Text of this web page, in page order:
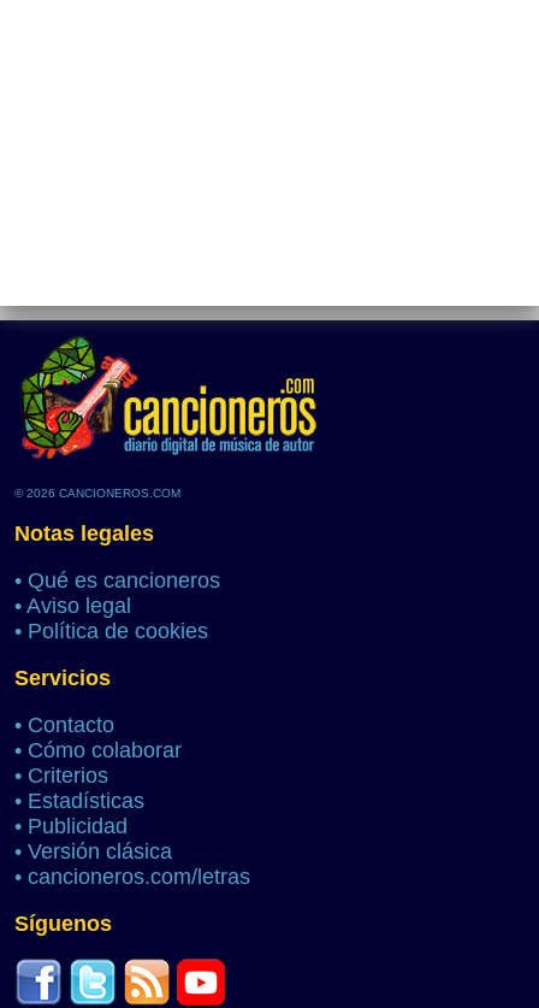
© 2026 CANCIONEROS.COM
Notas legales
• Qué es cancioneros
• Aviso legal
• Política de cookies
Servicios
• Contacto
• Cómo colaborar
• Criterios
• Estadísticas
• Publicidad
• Versión clásica
• cancioneros.com/letras
Síguenos